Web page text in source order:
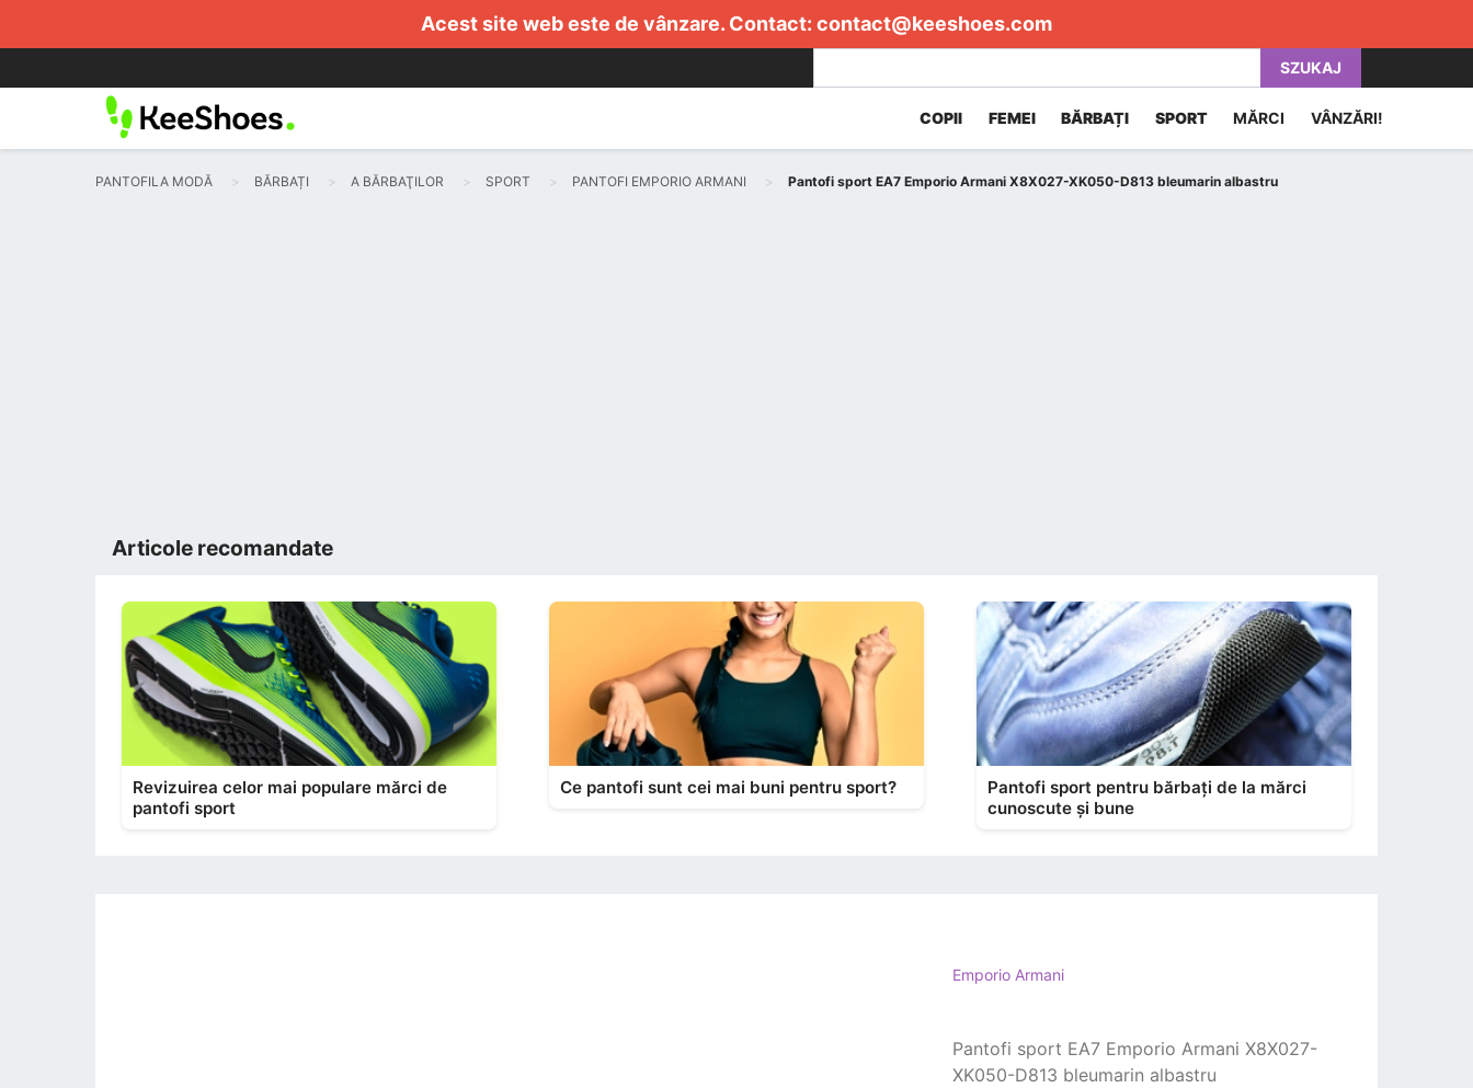
Acest site web este de vânzare. Contact: contact@keeshoes.com
SZUKAJ
COPII FEMEI BĂRBAȚI SPORT MĂRCI VÂNZĂRI!
PANTOFILA MODĂ BĂRBAȚI A BĂRBAŢILOR SPORT PANTOFI EMPORIO ARMANI Pantofi sport EA7 Emporio Armani X8X027-XK050-D813 bleumarin albastru
Articole recomandate
Revizuirea celor mai populare mărci de
pantofi sport
Ce pantofi sunt cei mai buni pentru sport?
Pantofi sport pentru bărbați de la mărci
cunoscute și bune
Emporio Armani
Pantofi sport EA7 Emporio Armani X8X027-
XK050-D813 bleumarin albastru